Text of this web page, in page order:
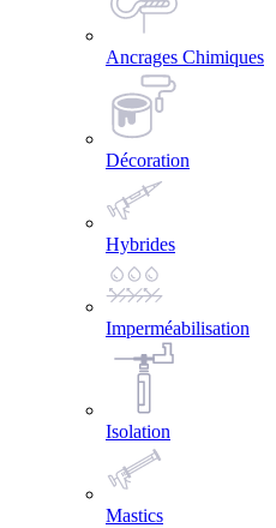
Ancrages Chimiques
Décoration
Hybrides
Imperméabilisation
Isolation
Mastics